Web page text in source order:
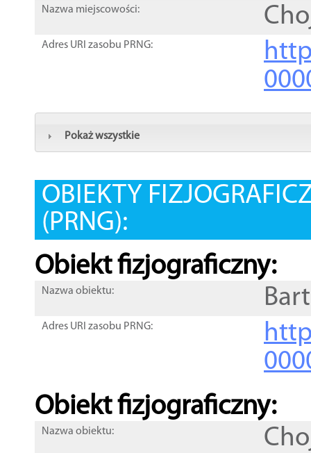
Nazwa miejscowości:
Adres URI zasobu PRNG:
Pokaż wszystkie
OBIEKTY
(PRNG):
Obiekt fizjograficzny:
Nazwa obiektu:
Adres URI zasobu PRNG:
Obiekt fizjograficzny:
Nazwa obiektu: